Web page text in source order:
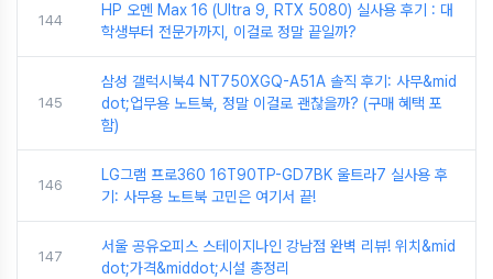
144
HP 오멘 Max 16 (Ultra 9, RTX 5080) 실사용 후기 : 대
학생부터 전문가까지, 이걸로 정말 끝일까?
145
삼성 갤럭시북4 NT750XGQ-A51A 솔직 후기: 사무&mid
dot;업무용 노트북, 정말 이걸로 괜찮을까? (구매 혜택 포
함)
146
LG그램 프로360 16T90TP-GD7BK 울트라7 실사용 후
기: 사무용 노트북 고민은 여기서 끝!
147
서울 공유오피스 스테이지나인 강남점 완벽 리뷰! 위치&mid
dot;가격&middot;시설 총정리